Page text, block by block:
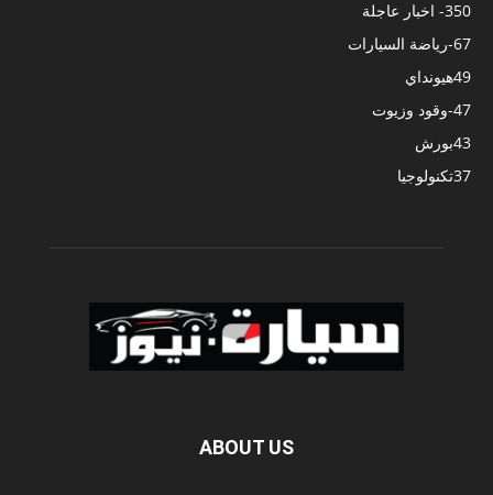
- اخبار عاجلة350
-رياضة السيارات67
هيونداي49
-وقود وزيوت47
بورش43
تكنولوجيا37
ABOUT US